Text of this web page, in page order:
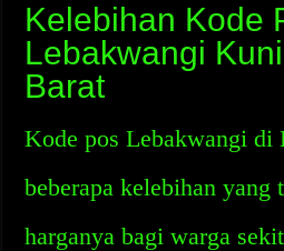
Kelebihan Kode
Lebakwangi
Barat
Kode pos Lebakwangi
beberapa kelebihan yang
harganya bagi warga